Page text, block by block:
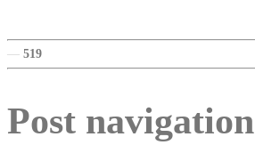
— 519
Post navigation